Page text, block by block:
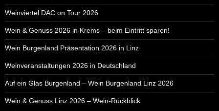
Weinviertel DAC on Tour 2026
Wein & Genuss 2026 in Krems – beim Eintritt sparen!
Wein Burgenland Präsentation 2026 in Linz
Weinveranstaltungen 2026 in Deutschland
Auf ein Glas Burgenland – Wein Burgenland Linz 2026
Wein & Genuss Linz 2026 – Wein-Rückblick